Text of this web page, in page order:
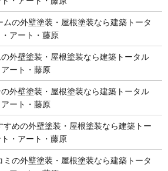
の外壁塗装・屋根塗装なら建築トータ
アート・藤原
外壁塗装・屋根塗装なら建築トータル
ート・藤原
外壁塗装・屋根塗装なら建築トータル
ート・藤原
めの外壁塗装・屋根塗装なら建築トー
・アート・藤原
の外壁塗装・屋根塗装なら建築トータ